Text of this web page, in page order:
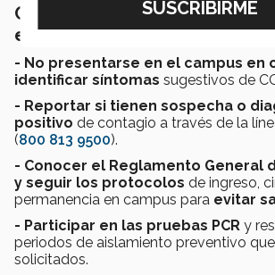
Conoce los compromisos
estudiantes
- No presentarse en el campus en
identificar síntomas sugestivos de
- Reportar si tienen sospecha o
positivo de contagio a través de la
(800 813 9500).
- Conocer el Reglamento General
y seguir los protocolos de ingreso,
permanencia en campus para evitar
- Participar en las pruebas PCR y
periodos de aislamiento preventivo
solicitados.